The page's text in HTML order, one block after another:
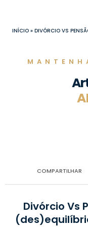
INÍCIO » DIVÓRCIO VS
COMPARTILHAR
Divórcio Vs